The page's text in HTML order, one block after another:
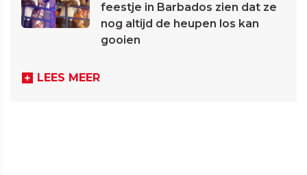
feestje in Barbados zien dat ze
nog altijd de heupen los kan
gooien
LEES MEER